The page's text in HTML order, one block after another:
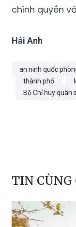
chính quyền
Hải Anh
an ninh quốc
thành phố
Bộ Chỉ huy quân
TIN CÙNG